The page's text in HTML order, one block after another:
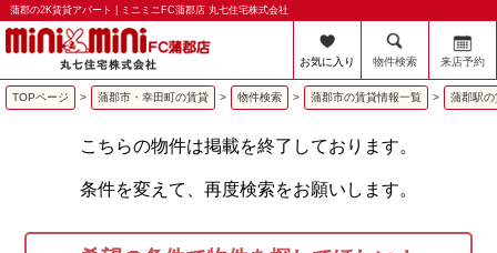
蒲郡の2K賃貸アパート | ミニミニFC蒲郡店 丸七住宅株式会社
お気に入り 物件検索 来店予約
TOPページ > 蒲郡市・幸田町の賃貸 > 物件検索 > 蒲郡市の賃貸情報一覧 > 蒲郡駅
こちらの物件は掲載を終了しております。
条件を変えて、再度検索をお願いします。